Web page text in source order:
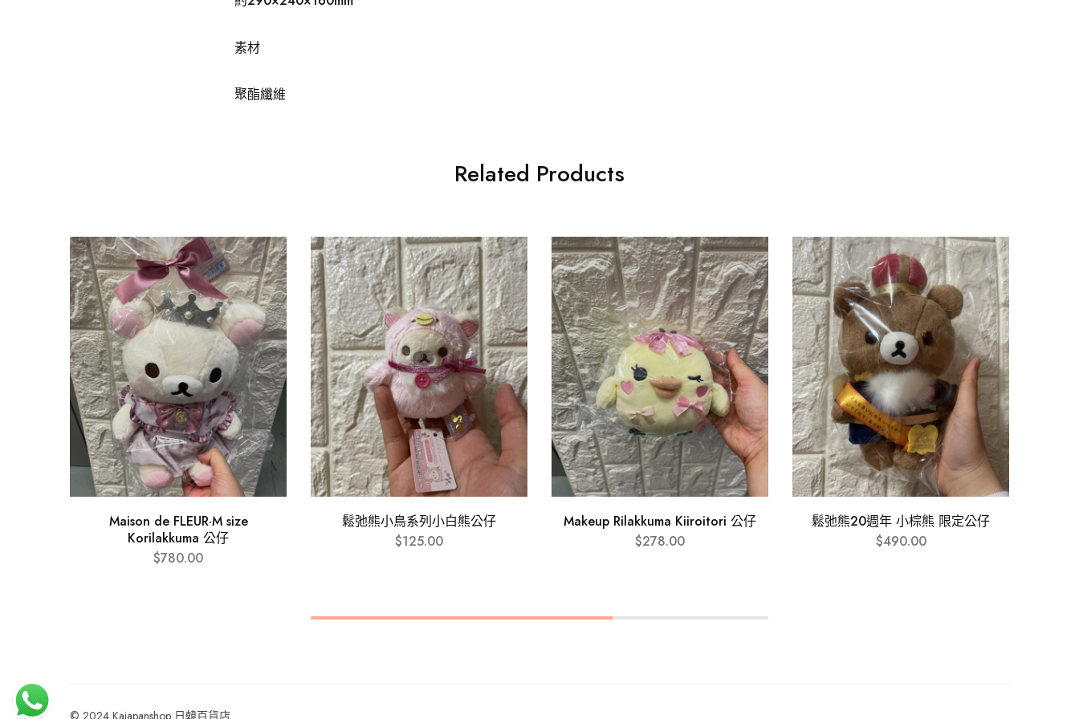
素材
聚酯纖維
Related Products
Maison de FLEUR·M size
Korilakkuma 公仔
$780.00
鬆弛熊小鳥系列小白熊公仔
$125.00
Makeup Rilakkuma Kiiroitori 公仔
$278.00
鬆弛熊20週年 小棕熊 限定公仔
$490.00
© 2024 Kajapanshop 日韓百貨店